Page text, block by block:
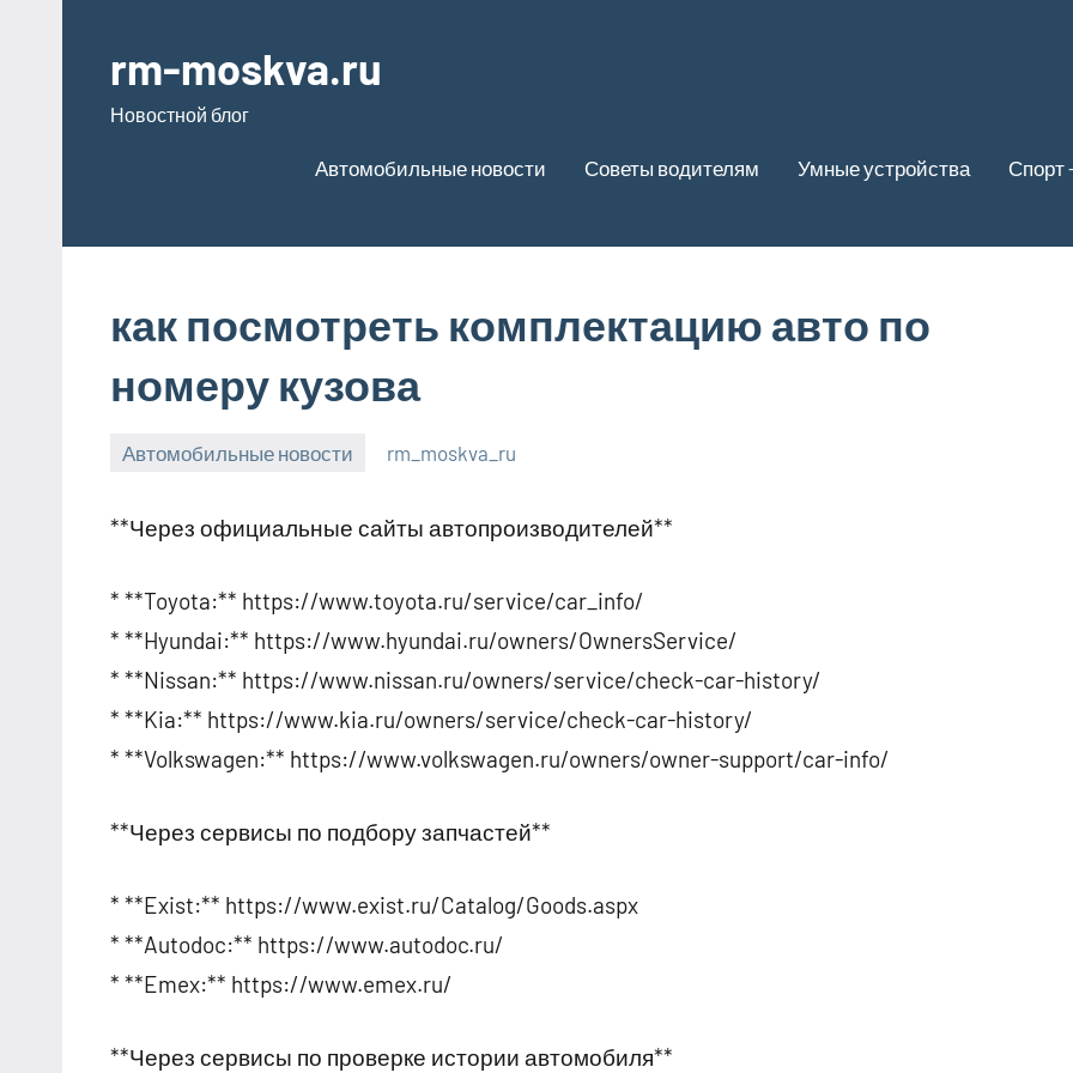
содержимому
rm-moskva.ru
Новостной блог
Автомобильные новости Советы водителям Умные устройства Спорт
как посмотреть комплектацию авто по
номеру кузова
Автомобильные новости
2024
rm_moskva_ru
**Через официальные сайты автопроизводителей**
* **Toyota:** https://www.toyota.ru/service/car_info/
* **Hyundai:** https://www.hyundai.ru/owners/OwnersService/
* **Nissan:** https://www.nissan.ru/owners/service/check-car-history/
* **Kia:** https://www.kia.ru/owners/service/check-car-history/
* **Volkswagen:** https://www.volkswagen.ru/owners/owner-support/car-info/
**Через сервисы по подбору запчастей**
* **Exist:** https://www.exist.ru/Catalog/Goods.aspx
* **Autodoc:** https://www.autodoc.ru/
* **Emex:** https://www.emex.ru/
**Через сервисы по проверке истории автомобиля**